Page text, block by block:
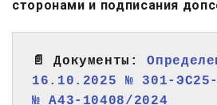
сторонами и подписания
📄 Документы:
16.10.2025 № 301-
№ А43-10408/2024